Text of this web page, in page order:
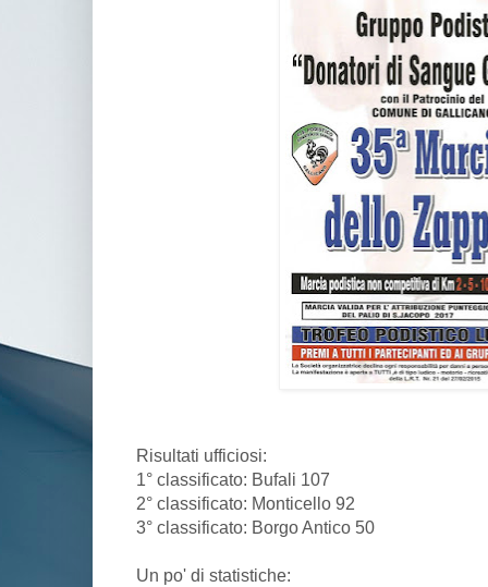
Risultati ufficiosi:
1° classificato: Bufali 107
2° classificato: Monticello 92
3° classificato: Borgo Antico 50
Un po' di statistiche: